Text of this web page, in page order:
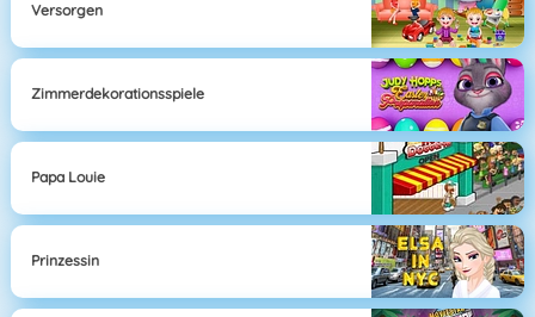
Versorgen
Zimmerdekorationsspiele
Papa Louie
Prinzessin